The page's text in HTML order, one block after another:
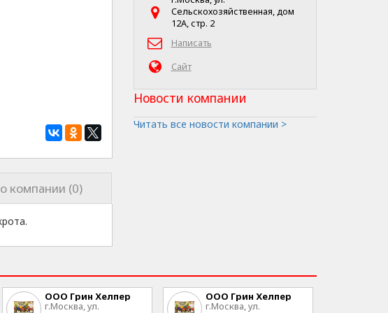
компании (0)
Сельскохозяйственная, дом
12А, стр. 2
Написать
Сайт
Новости компании
Читать все новости компании >
ООО Грин Хелпер
г.Москва, ул.
ООО Грин Хелпер
г.Москва, ул.